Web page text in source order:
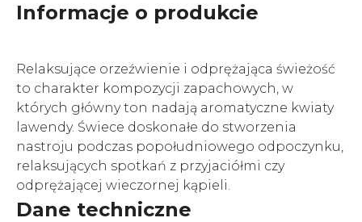
Informacje o produkcie
Relaksujące orzeźwienie i odprężająca świeżość
to charakter kompozycji zapachowych, w
których główny ton nadają aromatyczne kwiaty
lawendy. Świece doskonałe do stworzenia
nastroju podczas popołudniowego odpoczynku,
relaksujących spotkań z przyjaciółmi czy
odprężającej wieczornej kąpieli.
Dane techniczne